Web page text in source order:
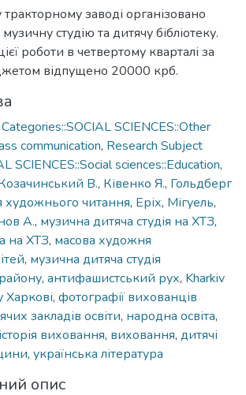
заводі організовано
студію та дитячу бібліотеку.
роботи в четвертому кварталі за
відпущено 20000 крб.
SCIENCES::Other
communication, Research Subject
SCIENCES::Social sciences::Education,
В., Ківенко Я., Гольдберг
художнього читання, Еріх, Мігуель,
А., музична дитяча студія на ХТЗ,
на ХТЗ, масова художня
, музична дитяча студія
, антифашистський рух, Kharkiv
Харкові, фотографії вихованців
закладів освіти, народна освіта,
історія виховання, виховання, дитячі
, українська література
опис